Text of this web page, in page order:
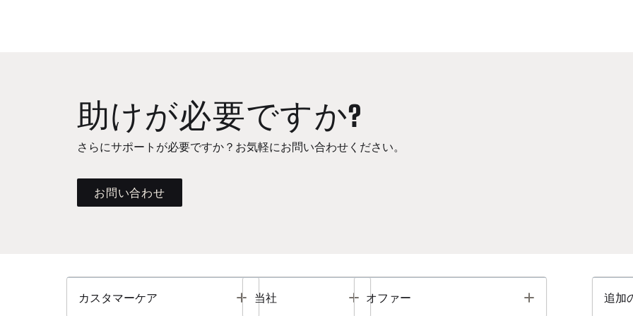
助けが必要ですか?
さらにサポートが必要ですか？お気軽にお問い合わせください。
お問い合わせ
カスタマーケア Toggle
当社 Toggle
オファー Toggle 追加